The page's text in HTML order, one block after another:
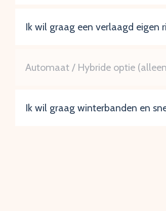
Ik wil graag een verlaagd eigen
Automaat / Hybride optie
Ik wil graag winterbanden en